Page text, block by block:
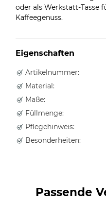
oder als Werkstatt-Tasse
Kaffeegenuss.
Eigenschaften
Artikelnummer:
Material:
Maße:
Füllmenge:
Pflegehinweis:
Besonderheiten:
Passende